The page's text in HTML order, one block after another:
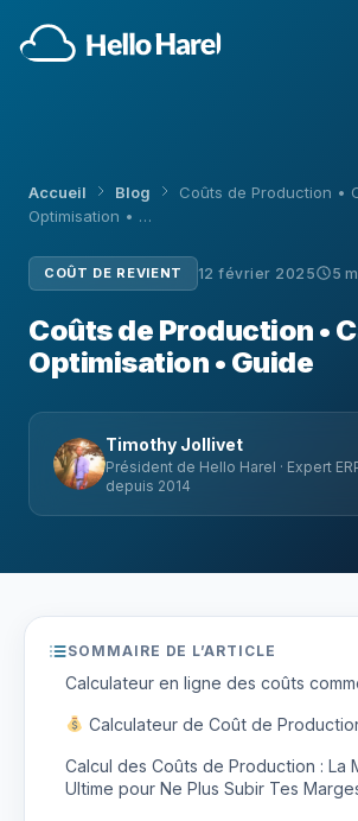
Accueil Blog
Coûts de Production •
Optimisation • …
COÛT DE REVIENT 12 février 2025 5
Coûts de Production •
Optimisation • Guide
Timothy Jollivet
Président de Hello Harel · Expert
depuis 2014
SOMMAIRE DE L’ARTICLE
Calculateur en ligne des coûts
Calculateur de Coût de
Calcul des Coûts de Production : La
Ultime pour Ne Plus Subir Tes